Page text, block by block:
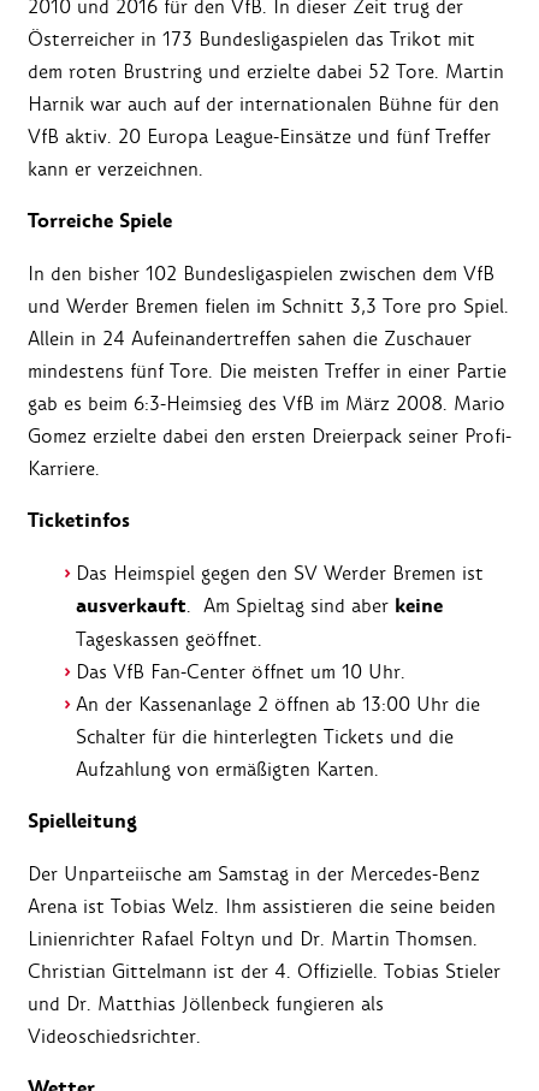
2010 und 2016 für den VfB. In dieser Zeit trug der
Österreicher in 173 Bundesligaspielen das Trikot mit
dem roten Brustring und erzielte dabei 52 Tore. Martin
Harnik war auch auf der internationalen Bühne für den
VfB aktiv. 20 Europa League-Einsätze und fünf Treffer
kann er verzeichnen.
Torreiche Spiele
In den bisher 102 Bundesligaspielen zwischen dem VfB
und Werder Bremen fielen im Schnitt 3,3 Tore pro Spiel.
Allein in 24 Aufeinandertreffen sahen die Zuschauer
mindestens fünf Tore. Die meisten Treffer in einer Partie
gab es beim 6:3-Heimsieg des VfB im März 2008. Mario
Gomez erzielte dabei den ersten Dreierpack seiner Profi-
Karriere.
Ticketinfos
Das Heimspiel gegen den SV Werder Bremen ist
ausverkauft. Am Spieltag sind aber keine
Tageskassen geöffnet.
Das VfB Fan-Center öffnet um 10 Uhr.
An der Kassenanlage 2 öffnen ab 13:00 Uhr die
Schalter für die hinterlegten Tickets und die
Aufzahlung von ermäßigten Karten.
Spielleitung
Der Unparteiische am Samstag in der Mercedes-Benz
Arena ist Tobias Welz. Ihm assistieren die seine beiden
Linienrichter Rafael Foltyn und Dr. Martin Thomsen.
Christian Gittelmann ist der 4. Offizielle. Tobias Stieler
und Dr. Matthias Jöllenbeck fungieren als
Videoschiedsrichter.